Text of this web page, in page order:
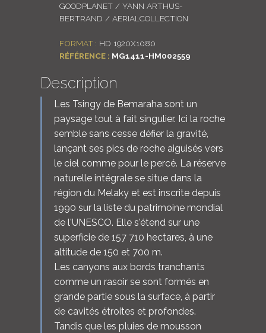
GOODPLANET / YANN ARTHUS-
BERTRAND / AERIALCOLLECTION
FORMAT : HD 1920X1080
RÉFÉRENCE : MG1411-HM002559
Description
Les Tsingy de Bemaraha sont un
paysage tout à fait singulier. Ici la roche
semble sans cesse défier la gravité,
lançant ses pics de roche aiguisés vers
le ciel comme pour le percé. La réserve
naturelle intégrale se situe dans la
région du Melaky et est inscrite depuis
1990 sur la liste du patrimoine mondial
de l'UNESCO. Elle s'étend sur une
superficie de 157 710 hectares, à une
altitude de 150 et 700 m.
Les canyons aux bords tranchants
comme un rasoir se sont formés en
grande partie sous la surface, à partir
de cavités étroites et profondes.
Tandis que les pluies de mousson